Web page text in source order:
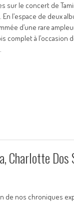
sur le concert de
l’espace de deux
d’une rare
complet à l’occasion
Charlotte
de nos chroniques